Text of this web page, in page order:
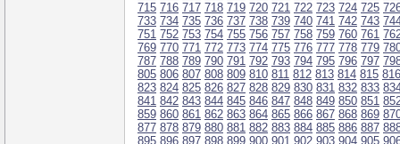
715 716 717 718 719 720 721 722 723 724 725
733 734 735 736 737 738 739 740 741 742 743
751 752 753 754 755 756 757 758 759 760 761
769 770 771 772 773 774 775 776 777 778 779
787 788 789 790 791 792 793 794 795 796 797
805 806 807 808 809 810 811 812 813 814 815 816
823 824 825 826 827 828 829 830 831 832 833
841 842 843 844 845 846 847 848 849 850 851
859 860 861 862 863 864 865 866 867 868 869
877 878 879 880 881 882 883 884 885 886 887
895 896 897 898 899 900 901 902 903 904 905